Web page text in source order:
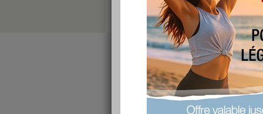
Belle journée,
publié le 12/12/2007 à 23:22
Je lis les blogs des amis, quelques sujets du
listes des amis du groupe ? à part voir les
créateur du groupe. Pas grave l'essentiel c'est
lire la suite